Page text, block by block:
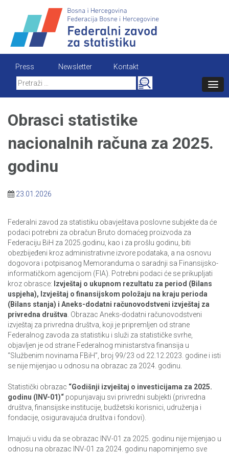
content
Press Newsletter
Kontakt
Search
for:
Obrasci statistike
nacionalnih računa za 2025.
godinu
23.01.2026
Federalni zavod za statistiku obavještava poslovne subjekte da će
podaci potrebni za obračun Bruto domaćeg proizvoda za
Federaciju BiH za 2025.godinu, kao i za prošlu godinu, biti
obezbijeđeni kroz administrativne izvore podataka, a na osnovu
dogovora i potpisanog Memoranduma o saradnji sa Finansijsko-
informatičkom agencijom (FIA). Potrebni podaci će se prikupljati
kroz obrasce: Izvještaj o ukupnom rezultatu za period (Bilans
uspjeha), Izvještaj o finansijskom položaju na kraju perioda
(Bilans stanja) i Aneks-dodatni računovodstveni izvještaj za
privredna društva . Obrazac Aneks-dodatni računovodstveni
izvještaj za privredna društva, koji je pripremljen od strane
Federalnog zavoda za statistiku i služi za statističke svrhe,
objavljen je od strane Federalnog ministarstva finansija u
“Službenim novinama FBiH”, broj 99/23 od 22.12.2023. godine i isti
se nije mijenjao u odnosu na obrazac za 2024. godinu.
Statistički obrazac “Godišnji izvještaj o investicijama za 2025.
godinu (INV-01)“ popunjavaju svi privredni subjekti (privredna
društva, finansijske institucije, budžetski korisnici, udruženja i
fondacije, osiguravajuća društva i fondovi).
Imajući u vidu da se obrazac INV-01 za 2025. godinu nije mijenjao u
odnosu na obrazac INV-01 za 2024. godinu napominjemo sve